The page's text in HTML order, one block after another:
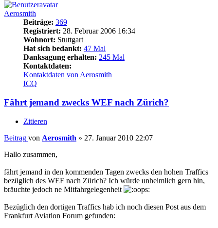
Aerosmith
Beiträge: 369
Registriert: 28. Februar 2006 16:34
Wohnort: Stuttgart
Hat sich bedankt: 47 Mal
Danksagung erhalten: 245 Mal
Kontaktdaten:
Kontaktdaten von Aerosmith
ICQ
Fährt jemand zwecks WEF nach Zürich?
Zitieren
Beitrag von Aerosmith » 27. Januar 2010 22:07
Hallo zusammen,
fährt jemand in den kommenden Tagen zwecks den hohen Traffics
bezüglich des WEF nach Zürich? Ich würde unheimlich gern hin,
bräuchte jedoch ne Mitfahrgelegenheit
Bezüglich den dortigen Traffics hab ich noch diesen Post aus dem
Frankfurt Aviation Forum gefunden: